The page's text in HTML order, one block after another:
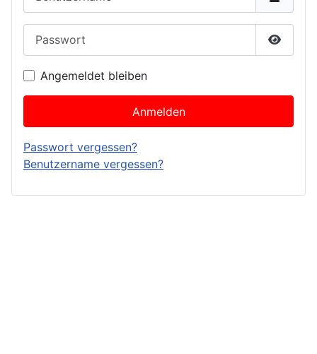
Angemeldet bleiben
Anmelden
Passwort vergessen?
Benutzername vergessen?